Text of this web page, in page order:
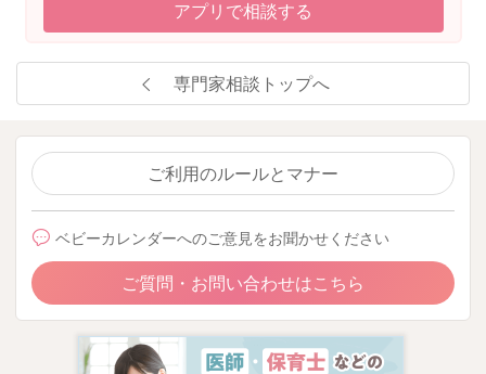
アプリで相談する
専門家相談トップへ
ご利用のルールとマナー
ベビーカレンダーへのご意見をお聞かせください
ご質問・お問い合わせはこちら